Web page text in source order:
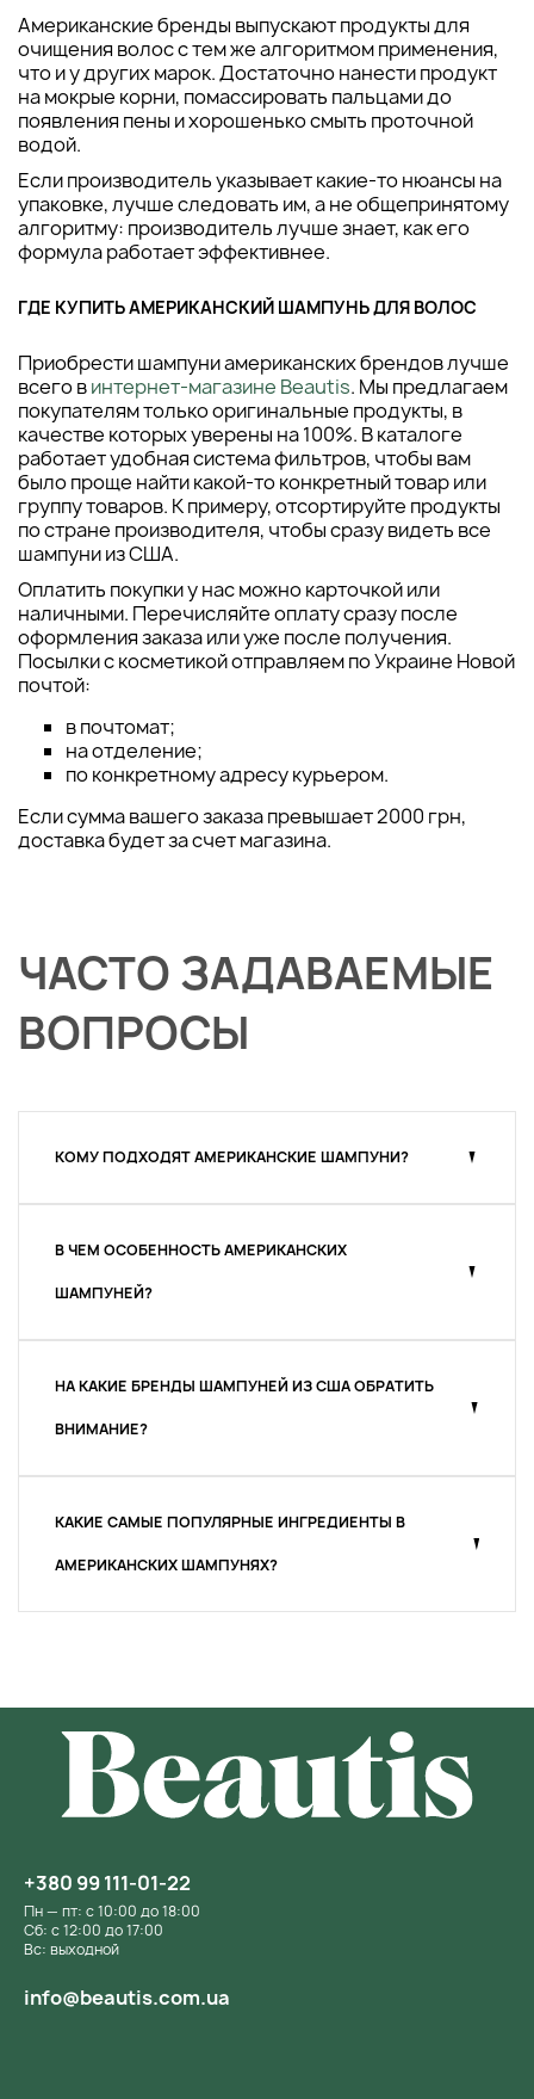
Американские бренды выпускают продукты для
очищения волос с тем же алгоритмом применения,
что и у других марок. Достаточно нанести продукт
на мокрые корни, помассировать пальцами до
появления пены и хорошенько смыть проточной
водой.
Если производитель указывает какие-то нюансы на
упаковке, лучше следовать им, а не общепринятому
алгоритму: производитель лучше знает, как его
формула работает эффективнее.
ГДЕ КУПИТЬ АМЕРИКАНСКИЙ ШАМПУНЬ ДЛЯ ВОЛОС
Приобрести шампуни американских брендов лучше
всего винтернет-магазине Beautis. Мы предлагаем
покупателям только оригинальные продукты, в
качестве которых уверены на 100%. В каталоге
работает удобная система фильтров, чтобы вам
было проще найти какой-то конкретный товар или
группу товаров. К примеру, отсортируйте продукты
по стране производителя, чтобы сразу видеть все
шампуни из США.
Оплатить покупки у нас можно карточкой или
наличными. Перечисляйте оплату сразу после
оформления заказа или уже после получения.
Посылки с косметикой отправляем по Украине Новой
почтой:
в почтомат;
на отделение;
по конкретному адресу курьером.
Если сумма вашего заказа превышает 2000 грн,
доставка будет за счет магазина.
ЧАСТО ЗАДАВАЕМЫЕ
ВОПРОСЫ
КОМУ ПОДХОДЯТ АМЕРИКАНСКИЕ ШАМПУНИ?
В ЧЕМ ОСОБЕННОСТЬ АМЕРИКАНСКИХ
ШАМПУНЕЙ?
НА КАКИЕ БРЕНДЫ ШАМПУНЕЙ ИЗ США ОБРАТИТЬ
ВНИМАНИЕ?
КАКИЕ САМЫЕ ПОПУЛЯРНЫЕ ИНГРЕДИЕНТЫ В
АМЕРИКАНСКИХ ШАМПУНЯХ?
+380 99 111-01-22
Пн — пт: с 10:00 до 18:00
Сб: с 12:00 до 17:00
Вс: выходной
info@beautis.com.ua